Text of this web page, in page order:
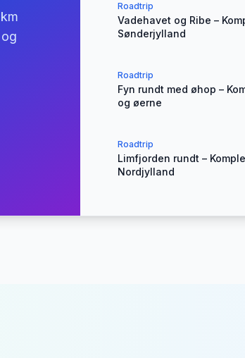
Roadtrip
Vadehavet og Ribe –
Sønderjylland
Roadtrip
Fyn rundt med øhop –
og øerne
Roadtrip
Limfjorden rundt –
Nordjylland